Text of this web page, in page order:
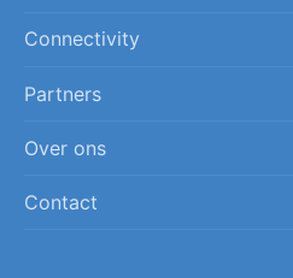
Connectivity
Partners
Over ons
Contact